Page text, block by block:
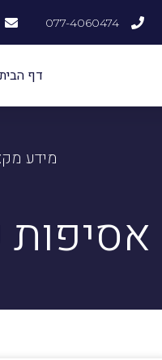
077-4060474
דף
מידע
אסיפות